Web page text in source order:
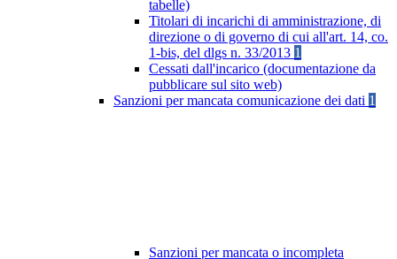
tabelle)
Titolari di incarichi di amministrazione, di
direzione o di governo di cui all'art. 14, co.
1-bis, del dlgs n. 33/2013 1
Cessati dall'incarico (documentazione da
pubblicare sul sito web)
Sanzioni per mancata comunicazione dei dati 1
Sanzioni per mancata o incompleta